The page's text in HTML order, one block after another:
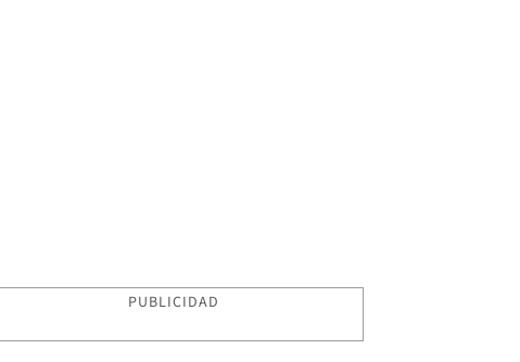
PUBLICIDAD